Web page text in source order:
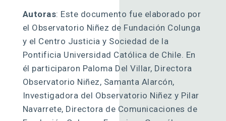
Autoras: Este documento fue elaborado por
el Observatorio Niñez de Fundación Colunga
y el Centro Justicia y Sociedad de la
Pontificia Universidad Católica de Chile. En
él participaron Paloma Del Villar, Directora
Observatorio Niñez, Samanta Alarcón,
Investigadora del Observatorio Niñez y Pilar
Navarrete, Directora de Comunicaciones de